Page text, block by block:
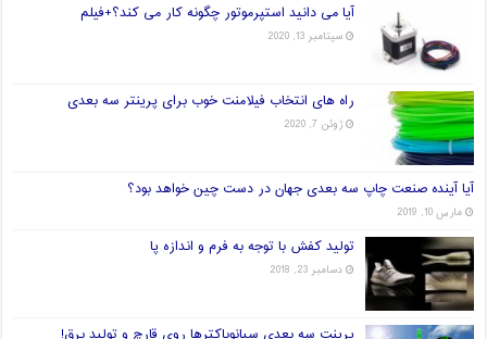
آیا می دانید استپرموتور چگونه کار می کند؟+فیلم
سپتامبر 13, 2020
راه های انتخاب فیلامنت خوب برای پرینتر سه بعدی
ژوئن 7, 2020
آیا آینده صنعت چاپ سه بعدی جهان در دست چین خواهد بود؟
مارس 10, 2019
تولید کفش با توجه به فرم و اندازه پا
دسامبر 23, 2018